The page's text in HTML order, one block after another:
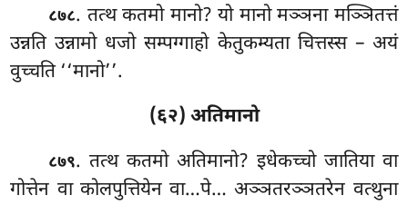
८७८. तत्थ कतमो मानो? यो मानो मञ्ञना मञ्ञितत्तं
उन्नति उन्नामो धजो सम्पग्गाहो केतुकम्यता चित्तस्स – अयं
वुच्चति ‘‘मानो’’.
(६२) अतिमानो
८७९. तत्थ कतमो अतिमानो? इधेकच्चो जातिया वा
गोत्तेन वा कोलपुत्तियेन वा…पे… अञ्ञतरञ्ञतरेन वत्थुना